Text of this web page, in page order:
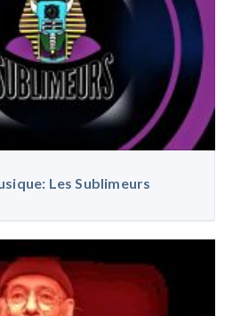
Les Sublimeurs